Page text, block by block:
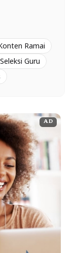
Ramai
Guru
AD